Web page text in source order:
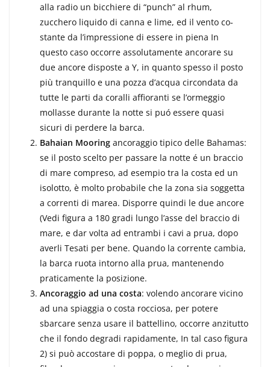
alla radio un bicchiere di “punch” al rhum,
zucchero li­quido di canna e lime, ed il vento co­
stante da l’impressione di essere in piena In
questo caso occorre asso­lutamente ancorare su
due ancore dispo­ste a Y, in quanto spesso il posto
più tranquillo e una pozza d’acqua circonda­ta da
tutte le parti da coralli affioranti se l’ormeggio
mollasse durante la notte si puó essere quasi
sicuri di perdere la barca.
Bahaian Mooring ancoraggio tipico delle Bahamas:
se il posto scelto per passare la notte é un braccio
di mare compreso, ad esempio tra la costa ed un
isolotto, è molto probabile che la zona sia soggetta
a correnti di marea. Disporre quindi le due ancore
(Vedi figura a 180 gradi lungo l’asse del braccio di
ma­re, e dar volta ad entrambi i cavi a prua, dopo
averli Tesati per bene. Quando la corrente cambia,
la barca ruota intorno alla prua, mantenendo
praticamente la posizione.
Ancoraggio ad una costa: volendo ancorare vicino
ad una spiaggia o costa rocciosa, per potere
sbarcare senza usare il battellino, occorre anzitutto
che il fon­do degradi rapidamente, In tal caso figura
2) si può accostare di poppa, o meglio di prua,